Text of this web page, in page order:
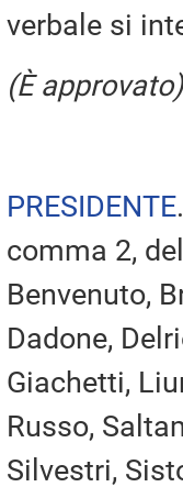
verbale si
(È approvato)
PRESIDENTE
comma 2,
Benvenuto,
Dadone,
Giachetti,
Russo,
Silvestri,